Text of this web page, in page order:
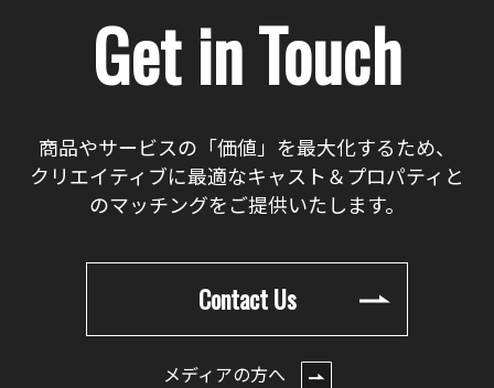
Get in Touch
商品やサービスの「価値」を最大化するため、
クリエイティブに最適なキャスト＆プロパティと
のマッチングをご提供いたします。
Contact Us
メディアの方へ